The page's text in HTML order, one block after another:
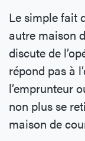
Le simple fait
autre maison
discute de
répond pas à
l’emprunteur
non plus se
maison de